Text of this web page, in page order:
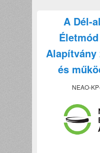
A Dél-
Alapítvány
és
NEAO-